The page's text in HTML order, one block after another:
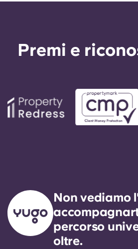
Premi e
Non vediamo
percorso
oltre.